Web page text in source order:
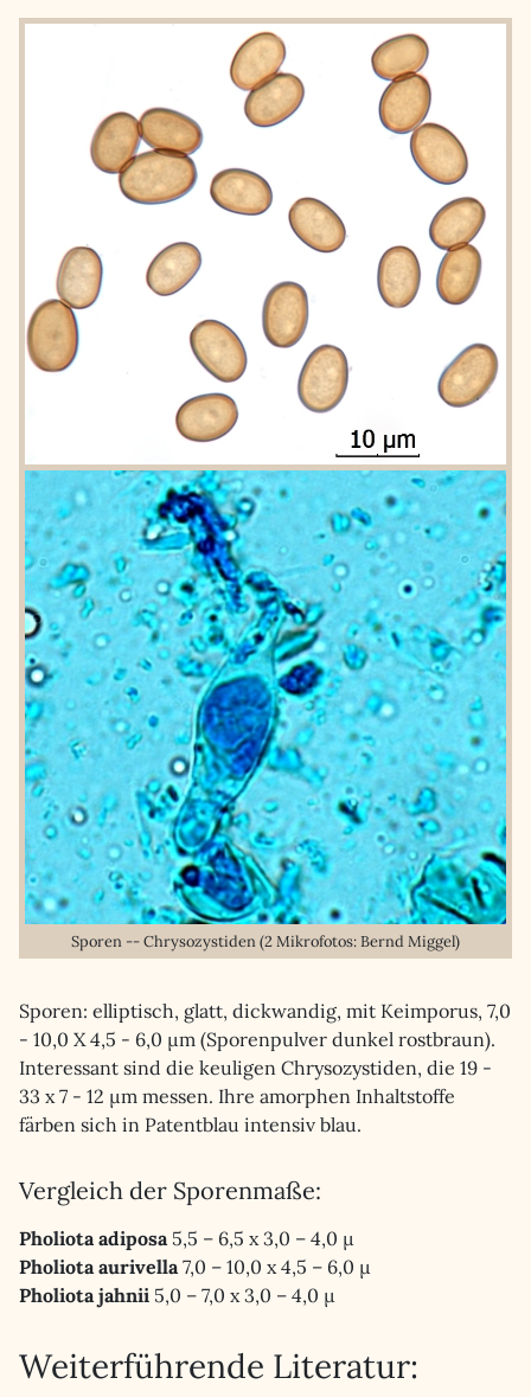
Sporen -- Chrysozystiden (2 Mikrofotos: Bernd Miggel)
Sporen: elliptisch, glatt, dickwandig, mit Keimporus, 7,0
- 10,0 X 4,5 - 6,0 µm (Sporenpulver dunkel rostbraun).
Interessant sind die keuligen Chrysozystiden, die 19 -
33 x 7 - 12 µm messen. Ihre amorphen Inhaltstoffe
färben sich in Patentblau intensiv blau.
Vergleich der Sporenmaße:
Pholiota adiposa5,5 – 6,5 x 3,0 – 4,0 µ
Pholiota aurivella7,0 – 10,0 x 4,5 – 6,0 µ
Pholiota jahnii 5,0 – 7,0 x 3,0 – 4,0 µ
Weiterführende Literatur: